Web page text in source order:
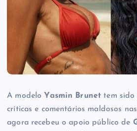
A modelo Yasmin Brunet tem sido
críticas e comentários maldosos
agora recebeu o apoio público de